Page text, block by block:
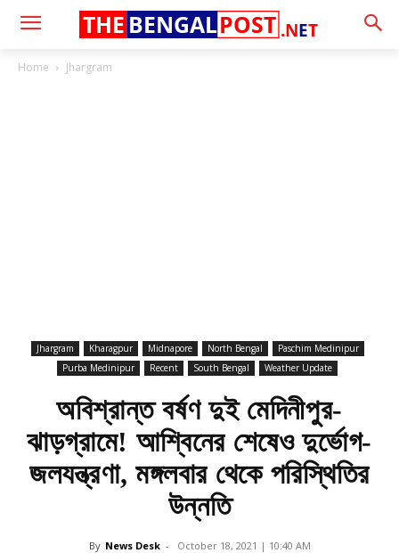
.NET
THE BENGALPOST
Home Jhargram
Jhargram Kharagpur Midnapore North Bengal
Paschim Medinipur
Purba Medinipur
Recent South Bengal Weather Update
অবিশ্রান্ত বর্ষণ দুই মেদিনীপুর-
ঝাড়গ্রামে! আশ্বিনের শেষেও দুর্ভোগ-
জলযন্ত্রণা, মঙ্গলবার থেকে পরিস্থিতির
উন্নতি
By News Desk - October 18, 2021 | 10:40 AM